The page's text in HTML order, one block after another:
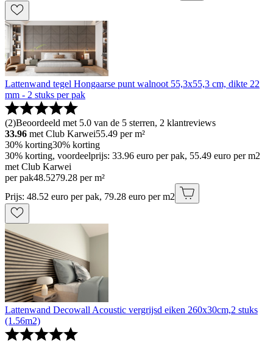
Lattenwand tegel Hongaarse punt walnoot 55,3x55,3 cm, dikte 22
mm - 2 stuks per pak
(2)Beoordeeld met 5.0 van de 5 sterren, 2 klantreviews
33.96 met Club Karwei55.49 per m²
30% korting30% korting
30% korting, voordeelprijs: 33.96 euro per pak, 55.49 euro per m2
met Club Karwei
per pak48.5279.28 per m²
Prijs: 48.52 euro per pak, 79.28 euro per m2
Lattenwand Decowall Acoustic vergrijsd eiken 260x30cm,2 stuks
(1.56m2)